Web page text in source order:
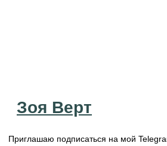
Зоя Верт
Приглашаю подписаться на мой